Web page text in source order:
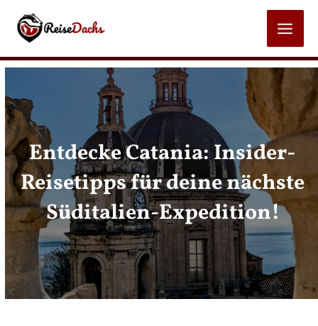
Inhalt
Entdecke Catania: Insider-
Reisetipps für deine nächste
Süditalien-Expedition!